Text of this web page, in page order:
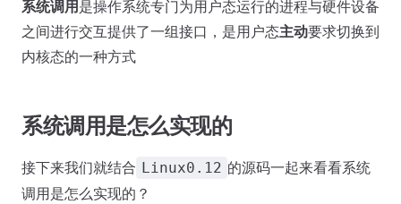
系统调用是操作系统专门为用户态运行的进程与硬件设备
之间进行交互提供了一组接口，是用户态主动要求切换到
内核态的一种方式
系统调用是怎么实现的
接下来我们就结合 Linux0.12 的源码一起来看看系统
调用是怎么实现的？